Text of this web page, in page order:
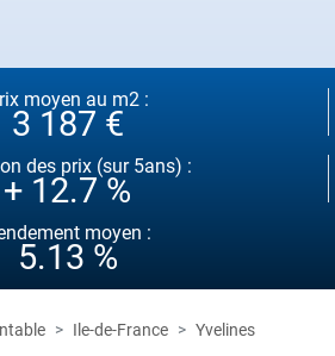
moyen au m2 :
3 187 €
des prix (sur 5ans) :
+ 12.7 %
moyen :
5.13 %
Ile-de-France
Yvelines